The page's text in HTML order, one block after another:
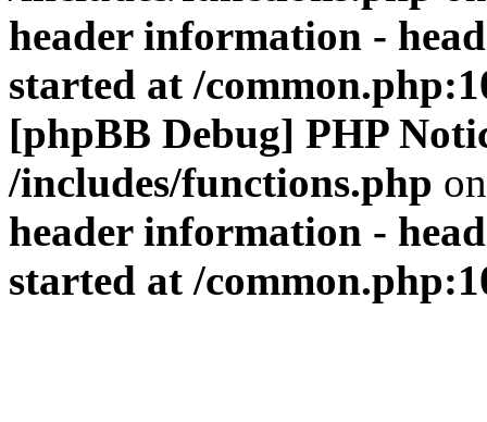
header information -
started at /
[phpBB Debug] PHP
/includes/functions.php
header information -
started at /